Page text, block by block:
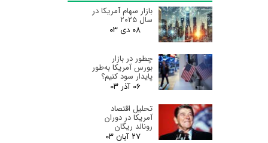
بازار سهام آمریکا در
سال ۲۰۲۵
۰۸ دی ۰۳
چطور در بازار
بورس آمریکا به‌طور
پایدار سود کنیم؟
۰۶ آذر ۰۳
تحلیل اقتصاد
آمریکا در دوران
رونالد ریگان
۲۷ آبان ۰۳